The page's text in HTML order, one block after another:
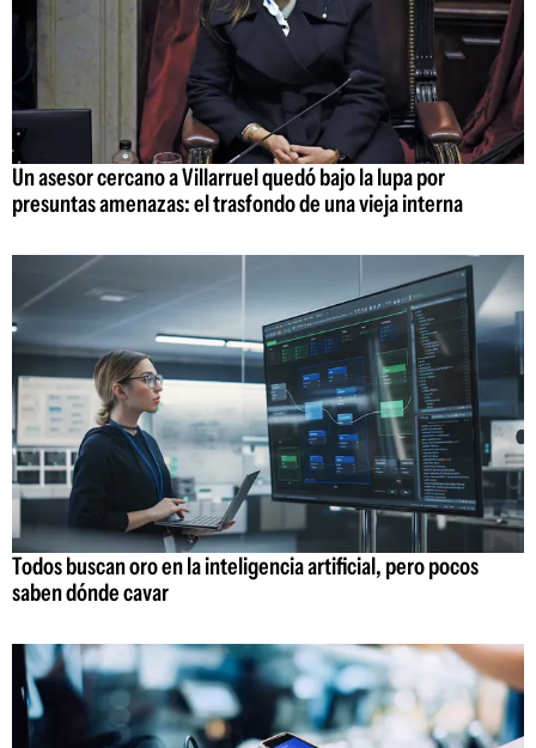
Un asesor cercano a Villarruel quedó bajo la lupa por
presuntas amenazas: el trasfondo de una vieja interna
Todos buscan oro en la inteligencia artificial, pero pocos
saben dónde cavar